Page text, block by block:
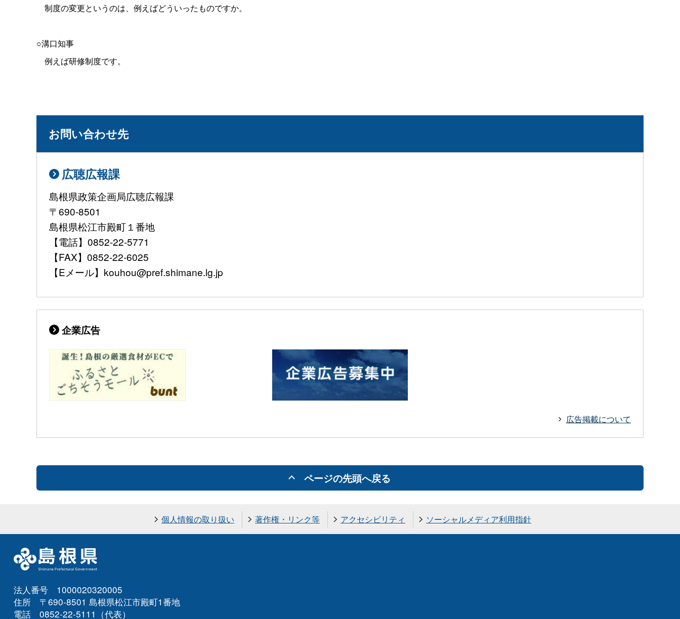
制度の変更というのは、例えばどういったものですか。
○溝口知事
例えば研修制度です。
お問い合わせ先
広聴広報課
島根県政策企画局広聴広報課
〒690-8501
島根県松江市殿町１番地
【電話】0852-22-5771
【FAX】0852-22-6025
【Eメール】kouhou@pref.shimane.lg.jp
企業広告
広告掲載について
ページの先頭へ戻る
個人情報の取り扱い 著作権・リンク等 アクセシビリティ ソーシャルメディア利用指針
法人番号 1000020320005
住所 〒690-8501 島根県松江市殿町1番地
電話 0852-22-5111（代表）